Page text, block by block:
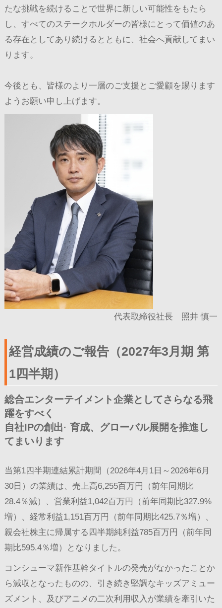
たな挑戦を続けることで世界に新しい可能性をもたら
し、すべてのステークホルダーの皆様にとって価値のあ
る存在としてあり続けるとともに、社会へ貢献してまい
ります。
今後とも、皆様のより一層のご支援とご愛顧を賜ります
ようお願い申し上げます。
代表取締役社長 照井 慎一
経営成績のご報告（2027年3月期 第
1四半期）
総合エンターテイメント企業としてさらなる飛
躍をすべく
自社IPの創出· 育成、グローバル展開を推進し
てまいります
当第1四半期連結累計期間（2026年4月1日～2026年6月
30日）の業績は、売上高6,255百万円（前年同期比
28.4％減）、営業利益1,042百万円（前年同期比327.9%
増）、経常利益1,151百万円（前年同期比425.7％増）、
親会社株主に帰属する四半期純利益785百万円（前年同
期比595.4％増）となりました。
コンシューマ新作基幹タイトルの発売がなかったことか
ら減収となったものの、引き続き堅調なキッズアミュー
ズメント、及びアニメの二次利用収入が業績を牽引いた